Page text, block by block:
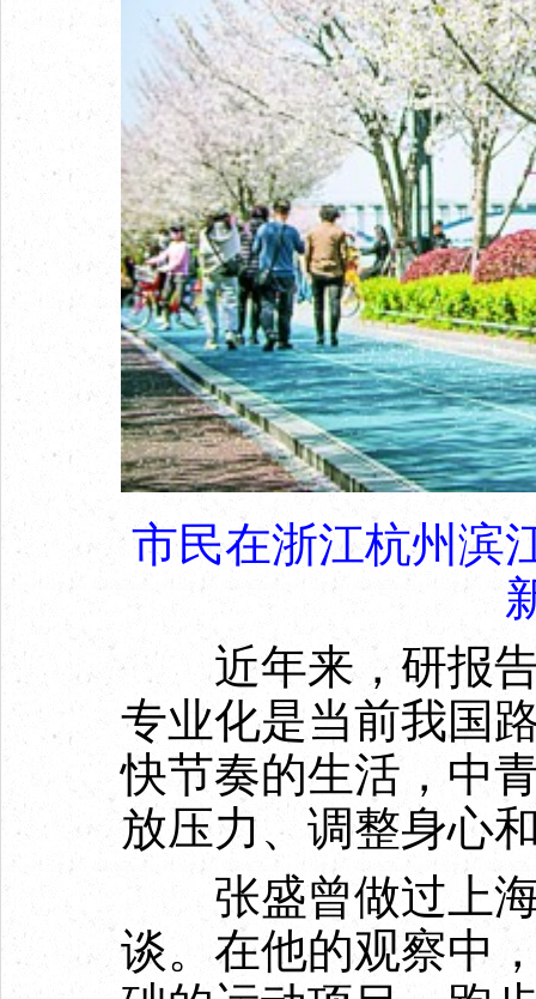
市民在浙江杭州滨
近年来，研报告
专业化是当前我国
快节奏的生活，中
放压力、调整身心
张盛曾做过上海
谈。在他的观察中